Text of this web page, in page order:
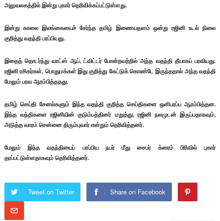
அலுவலகத்தில் இன்று புகார் தெரிவிக்கப்பட்டுள்ளது.
இன்று காலை இலங்கையைச் சேர்ந்த தமிழ் இணையதளம் ஒன்று ரஜினி உடல் நிலை
குறித்து வதந்தி பரப்பியது.
இதைத் தொடர்ந்து வாட்ஸ் ஆப், ட்விட்டர் போன்றவற்றில் அந்த வதந்தி தீயாகப் பரவியது.
ரஜினி ரசிகர்கள், பொதுமக்கள் இது குறித்து கேட்டுக் கொண்டே இருந்ததால் அந்த வதந்தி
மேலும் பரவ ஆரம்பித்ததது.
தமிழ் செய்தி சேனல்களும் இந்த வதந்தி குறித்த செய்திகளை ஒளிபரப்ப ஆரம்பித்தன.
இந்த வந்திகளை ரஜினியின் குடும்பத்தினர் மறுத்து, ரஜினி நலமுடன் இருப்பதாகவும்,
அடுத்த வாரம் சென்னை திரும்புவார் என்றும் தெரிவித்தனர்.
மேலும் இந்த வதந்தியைப் பரப்பிய நபர் மீது சைபர் க்ரைம் பிரிவில் புகார்
தரப்பட்டுள்ளதாகவும் தெரிவித்தனர்.
Tweet on Twitter Share on Facebook